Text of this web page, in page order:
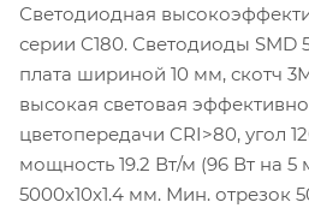
Светодиодная
серии C180. Светодиоды SMD
плата шириной 10 мм, скотч
высокая световая
цветопередачи CRI>80, угол
мощность 19.2 Вт/м (96 Вт на
5000x10x1.4 мм. Мин. отрезок